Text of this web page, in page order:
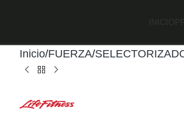
Inicio FUERZA